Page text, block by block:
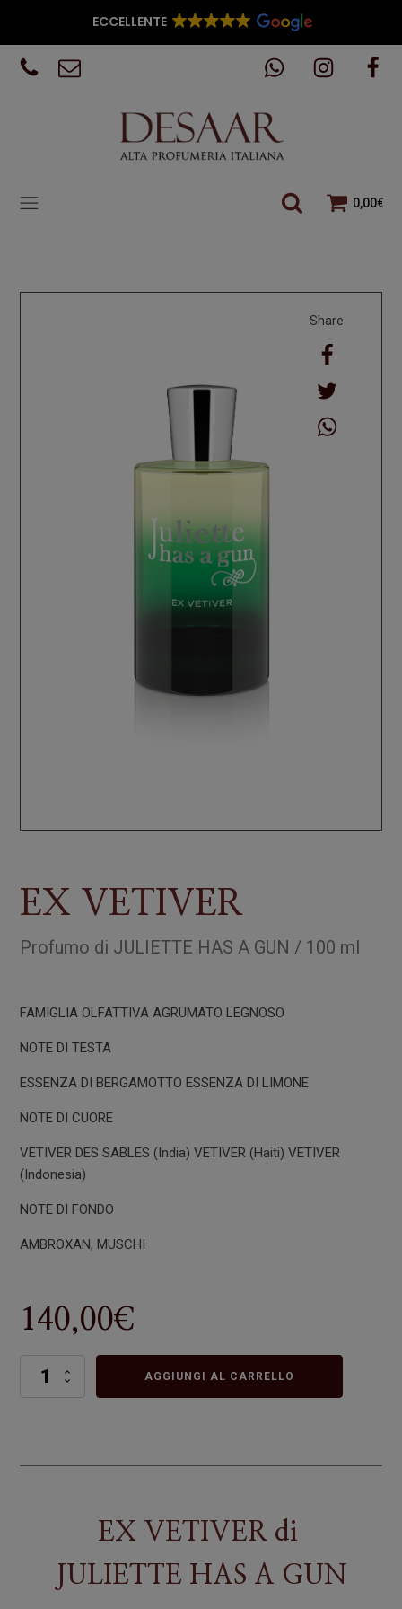
ECCELLENTE
0,00€
EX VETIVER
Profumo di JULIETTE HAS A GUN / 100 ml
FAMIGLIA OLFATTIVA AGRUMATO LEGNOSO
NOTE DI TESTA
ESSENZA DI BERGAMOTTO ESSENZA DI LIMONE
NOTE DI CUORE
VETIVER DES SABLES (India) VETIVER (Haiti) VETIVER
(Indonesia)
NOTE DI FONDO
AMBROXAN, MUSCHI
140,00€
AGGIUNGI AL CARRELLO
Share
EX VETIVERdi
JULIETTE HAS A GUN